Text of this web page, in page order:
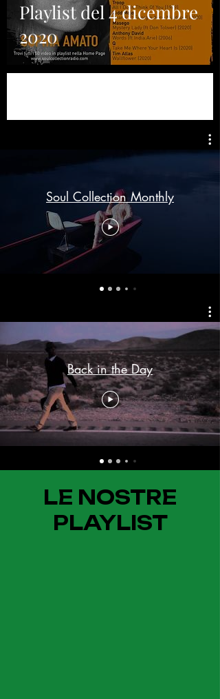
Playlist del 4 dicembre
2020
Soul Collection Monthly
Back in the Day
LE NOSTRE
PLAYLIST